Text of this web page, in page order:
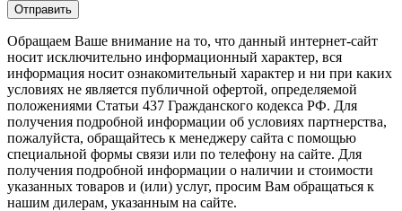
Обращаем Ваше внимание на то, что данный интернет-сайт
носит исключительно информационный характер, вся
информация носит ознакомительный характер и ни при каких
условиях не является публичной офертой, определяемой
положениями Статьи 437 Гражданского кодекса РФ. Для
получения подробной информации об условиях партнерства,
пожалуйста, обращайтесь к менеджеру сайта с помощью
специальной формы связи или по телефону на сайте. Для
получения подробной информации о наличии и стоимости
указанных товаров и (или) услуг, просим Вам обращаться к
нашим дилерам, указанным на сайте.